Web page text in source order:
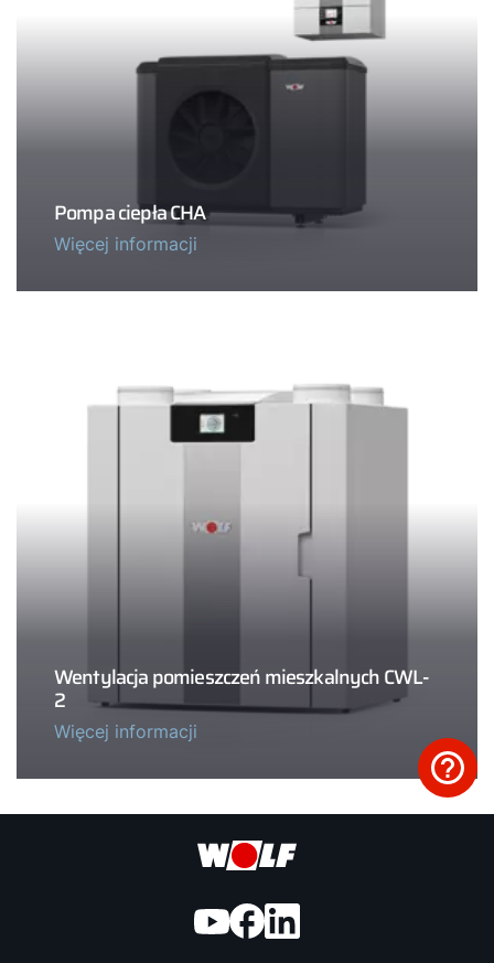
Pompa ciepła CHA
Więcej informacji
Wentylacja pomieszczeń mieszkalnych CWL-
2
Więcej informacji